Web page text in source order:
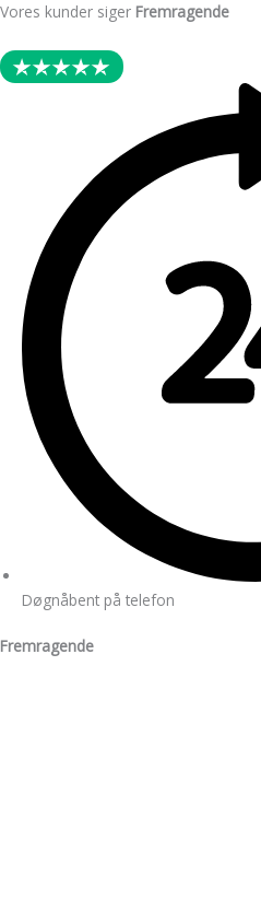
Skip
content
Vores kunder siger Fremragende
Døgnåbent på telefon
Fremragende